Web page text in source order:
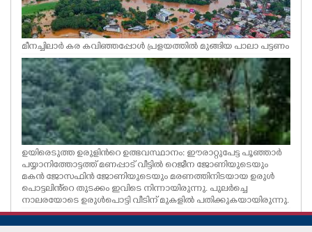
മീനച്ചിലാർ കര കവിഞ്ഞപ്പോൾ പ്രളയത്തിൽ മുങ്ങിയ പാലാ പട്ടണം
ഉയിരെടുത്ത ഉരുളിൻറെ ഉത്ഭവസ്ഥാനം: ഈരാറ്റുപേട്ട പൂഞ്ഞാർ
പയ്യാനിത്തോട്ടത്ത് മണപ്പാട് വീട്ടിൽ റെജീന ജോണിയുടെയും
മകൻ ജോസഫിൻ ജോണിയുടെയും മരണത്തിനിടയായ ഉരുൾ
പൊട്ടലിൻ്റെ തുടക്കം ഇവിടെ നിന്നായിരുന്നു. പുലർച്ചെ
നാലരയോടെ ഉരുൾപൊട്ടി വീടിന് മുകളിൽ പതിക്കുകയായിരുന്നു.